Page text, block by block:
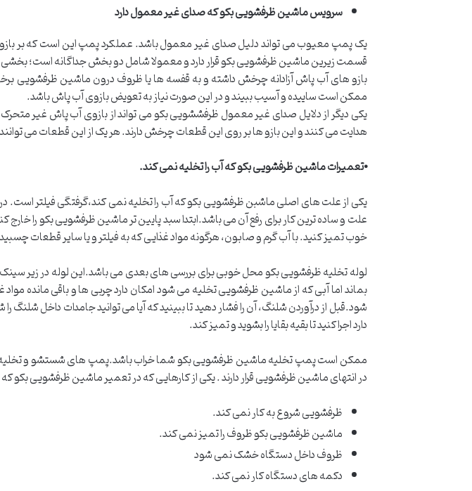
سرویس ماشین ظرفشویی بکو که صدای غیر معمول دارد
یک پمپ معیوب می تواند دلیل صدای غیر معمول باشد. عملکرد پمپ این است که بر بازو
قسمت زیرین ماشین ظرفشویی بکو قرار دارد و معمولا شامل دو بخش جداگانه است؛
بازو های آب پاش آزادانه چرخش داشته و به قفسه ها یا ظروف درون ماشین ظرفشویی
ممکن است ساییده و آسیب ببیند و در این صورت نیاز به تعویض بازوی آب پاش باشد.
یکی دیگر از دلایل صدای غیر معمول ظرفششویی بکو می تواند از بازوی آب پاش غیر
هدایت می کنند و این بازو ها بر روی این قطعات چرخش دارند. هر یک از این قطعات می
⦁تعمیرات ماشین ظرفشویی بکو که آب را تخلیه نمی کند.
یکی از علت های اصلی ماشبن ظرفشویی بکو که آب را تخلیه نمی کند،گرفتگی فیلتر است.
علت و ساده ترین کار برای رفع آن می باشد.ابتدا سبد پایین تر ماشین ظرفشویی بکو را
خوب تمیز کنید. با آب گرم و صابون، هرگونه مواد غذایی که به فیلتر و یا سایر قطعات
لوله تخلیه ظرفشویی بکو محل خوبی برای بررسی های بعدی می باشد.این لوله در زیر
بماند اما آبی که از ماشین ظرفشویی تخلیه می شود امکان دارد چربی ها و باقی مانده
شود.قبل از درآوردن شلنگ، آن را فشار دهید تا ببینید که آیا می توانید جامدات داخل
دارد اجرا کنید تا بقیه بقایا را بشوید و تمیز کند.
ممکن است پمپ تخلیه ماشین ظرفشویی بکو شما خراب باشد.پمپ های شستشو و
در انتهای ماشین ظرفشویی قرار دارند . یکی از کارهایی که در تعمیر ماشین ظرفشویی بکو
ظرفشویی شروع به کار نمی کند.
ماشین ظرفشویی بکو ظروف را تمیز نمی کند.
ظروف داخل دستگاه خشک نمی شود
دکمه های دستگاه کار نمی کند.